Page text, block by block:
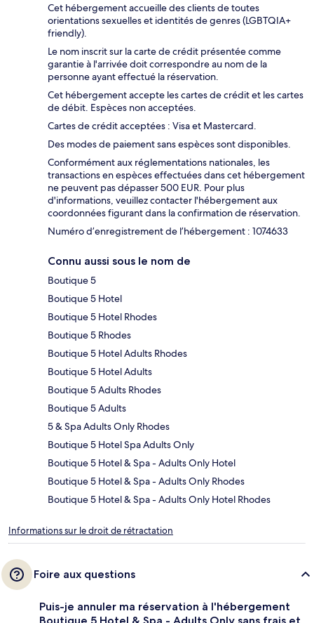
Cet hébergement accueille des clients de toutes
orientations sexuelles et identités de genres (LGBTQIA+
friendly).
Le nom inscrit sur la carte de crédit présentée comme
garantie à l'arrivée doit correspondre au nom de la
personne ayant effectué la réservation.
Cet hébergement accepte les cartes de crédit et les cartes
de débit. Espèces non acceptées.
Cartes de crédit acceptées : Visa et Mastercard.
Des modes de paiement sans espèces sont disponibles.
Conformément aux réglementations nationales, les
transactions en espèces effectuées dans cet hébergement
ne peuvent pas dépasser 500 EUR. Pour plus
d'informations, veuillez contacter l'hébergement aux
coordonnées figurant dans la confirmation de réservation.
Numéro d’enregistrement de l’hébergement : 1074633
Connu aussi sous le nom de
Boutique 5
Boutique 5 Hotel
Boutique 5 Hotel Rhodes
Boutique 5 Rhodes
Boutique 5 Hotel Adults Rhodes
Boutique 5 Hotel Adults
Boutique 5 Adults Rhodes
Boutique 5 Adults
5 & Spa Adults Only Rhodes
Boutique 5 Hotel Spa Adults Only
Boutique 5 Hotel & Spa - Adults Only Hotel
Boutique 5 Hotel & Spa - Adults Only Rhodes
Boutique 5 Hotel & Spa - Adults Only Hotel Rhodes
Informations sur le droit de rétractation
Foire aux questions
Puis-je annuler ma réservation à l'hébergement